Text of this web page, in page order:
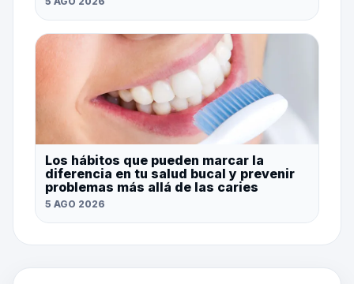
Los hábitos que pueden marcar la
diferencia en tu salud bucal y prevenir
problemas más allá de las caries
5 AGO 2026